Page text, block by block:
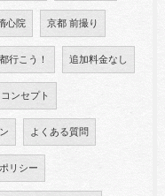
心院 京都 前撮り
行こう！ 追加料金なし
コンセプト
よくある質問
リシー